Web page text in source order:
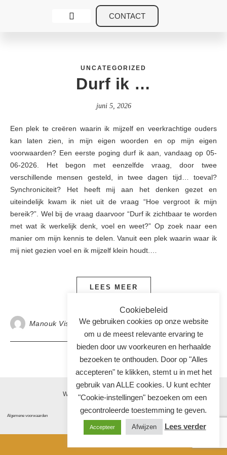
CONTACT
UNCATEGORIZED
Durf ik …
juni 5, 2026
Een plek te creëren waarin ik mijzelf en veerkrachtige ouders
kan laten zien, in mijn eigen woorden en op mijn eigen
voorwaarden? Een eerste poging durf ik aan, vandaag op 05-
06-2026. Het begon met eenzelfde vraag, door twee
verschillende mensen gesteld, in twee dagen tijd… toeval?
Synchroniciteit? Het heeft mij aan het denken gezet en
uiteindelijk kwam ik niet uit de vraag “Hoe vergroot ik mijn
bereik?”. Wel bij de vraag daarvoor “Durf ik zichtbaar te worden
met wat ik werkelijk denk, voel en weet?” Op zoek naar een
manier om mijn kennis te delen. Vanuit een plek waarin waar ik
mij niet gezien voel en ik mijzelf klein houdt.…
LEES MEER
Manouk Visser 0 reacties
Webdesign door
Algemene voorwaarden Privacyverklaring
Cookiebeleid
We gebruiken cookies op onze website
om u de meest relevante ervaring te
bieden door uw voorkeuren en herhaalde
bezoeken te onthouden. Door op "Alles
accepteren" te klikken, stemt u in met het
gebruik van ALLE cookies. U kunt echter
"Cookie-instellingen" bezoeken om een ​​
gecontroleerde toestemming te geven.
Accepteer Afwijzen Lees verder